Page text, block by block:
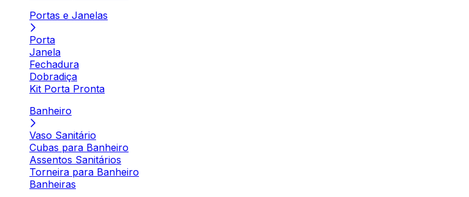
Portas e Janelas
Porta
Janela
Fechadura
Dobradiça
Kit Porta Pronta
Banheiro
Vaso Sanitário
Cubas para Banheiro
Assentos Sanitários
Torneira para Banheiro
Banheiras